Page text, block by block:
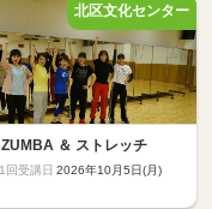
ZUMBA ＆ ストレッチ
2026年10月5日(月)